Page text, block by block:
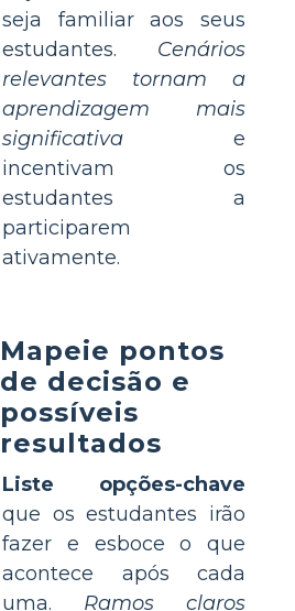
seja familiar aos seus
estudantes. Cenários
relevantes tornam a
aprendizagem mais
significativa e
incentivam os
estudantes a
participarem
ativamente.
Mapeie pontos
de decisão e
possíveis
resultados
Liste opções-chave
que os estudantes irão
fazer e esboce o que
acontece após cada
uma. Ramos claros